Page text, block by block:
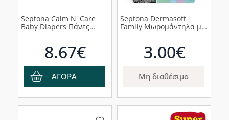
Septona Calm N' Care
Baby Diapers Πάνες
8.67€
ΑΓΟΡΑ
Septona Dermasoft
Family Μωρομάντηλα με
3.00€
Μη διαθέσιμο